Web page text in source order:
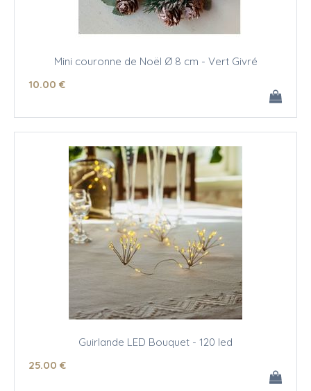
Mini couronne de Noël Ø 8 cm - Vert Givré
10.00 €
Guirlande LED Bouquet - 120 led
25.00 €